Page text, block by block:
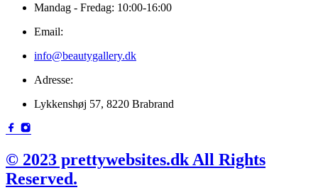
Mandag - Fredag: 10:00-16:00
Email:
info@beautygallery.dk
Adresse:
Lykkenshøj 57, 8220 Brabrand
© 2023 prettywebsites.dk All Rights
Reserved.